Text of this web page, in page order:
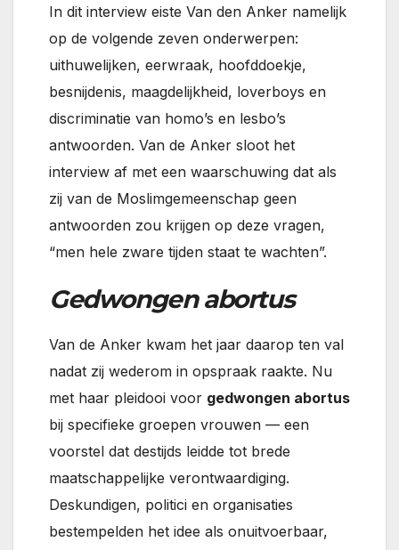
In dit interview eiste Van den Anker namelijk
op de volgende zeven onderwerpen:
uithuwelijken, eerwraak, hoofddoekje,
besnijdenis, maagdelijkheid, loverboys en
discriminatie van homo’s en lesbo’s
antwoorden. Van de Anker sloot het
interview af met een waarschuwing dat als
zij van de Moslimgemeenschap geen
antwoorden zou krijgen op deze vragen,
“men hele zware tijden staat te wachten”.
Gedwongen abortus
Van de Anker kwam het jaar daarop ten val
nadat zij wederom in opspraak raakte. Nu
met haar pleidooi voor gedwongen abortus
bij specifieke groepen vrouwen — een
voorstel dat destijds leidde tot brede
maatschappelijke verontwaardiging.
Deskundigen, politici en organisaties
bestempelden het idee als onuitvoerbaar,